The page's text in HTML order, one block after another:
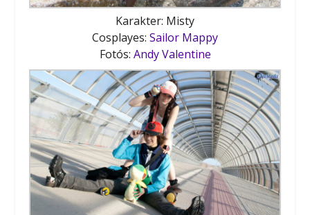
Karakter: Misty
Cosplayes: Sailor Mappy
Fotós: Andy Valentine